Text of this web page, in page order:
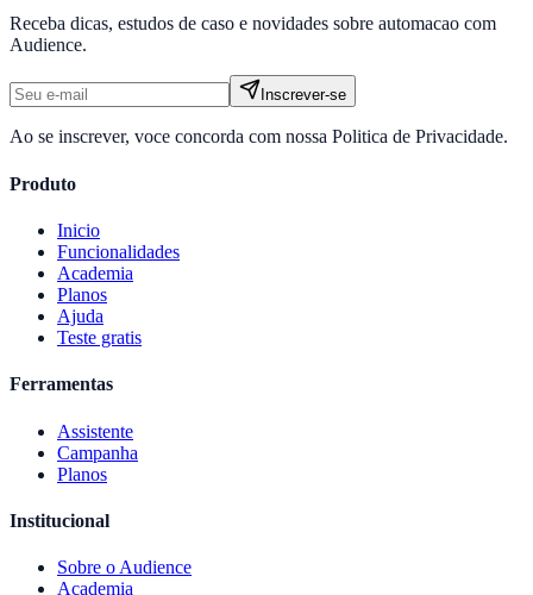
Receba dicas, estudos de caso e novidades sobre automacao com
Audience.
Inscrever-se
Ao se inscrever, voce concorda com nossa Politica de Privacidade.
Produto
Inicio
Funcionalidades
Academia
Planos
Ajuda
Teste gratis
Ferramentas
Assistente
Campanha
Planos
Institucional
Sobre o Audience
Academia